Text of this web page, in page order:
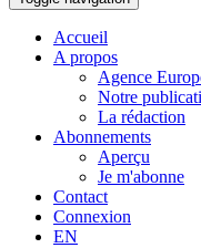
Accueil
A propos
Agence
Notre
La rédaction
Abonnements
Aperçu
Je m'abonne
Contact
Connexion
EN